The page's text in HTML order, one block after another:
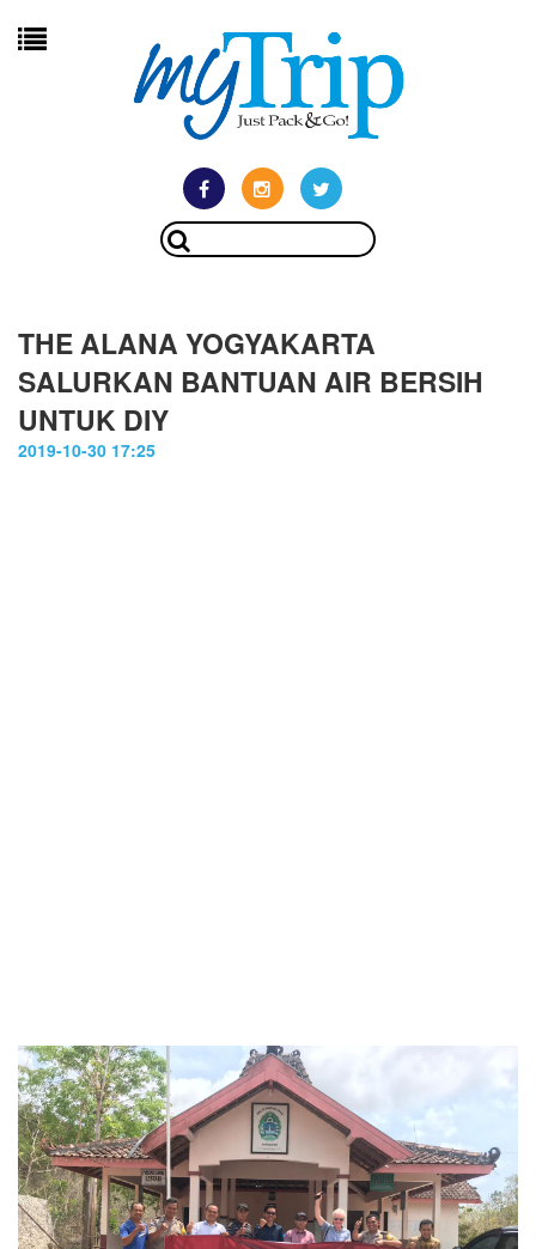
THE ALANA YOGYAKARTA
SALURKAN BANTUAN AIR BERSIH
UNTUK DIY
2019-10-30 17:25